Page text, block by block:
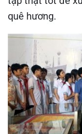
quê hương.